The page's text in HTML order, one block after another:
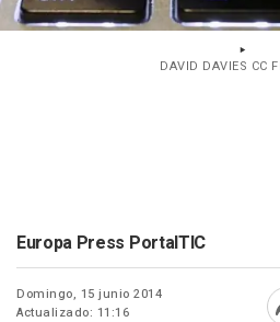
DAVID DAVIES CC
Europa Press PortalTIC
Domingo, 15 junio 2014
Actualizado: 11:16